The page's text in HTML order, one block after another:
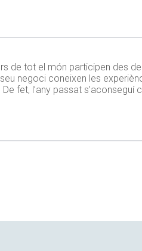
de tot el món participen des
negoci coneixen les
fet, l’any passat